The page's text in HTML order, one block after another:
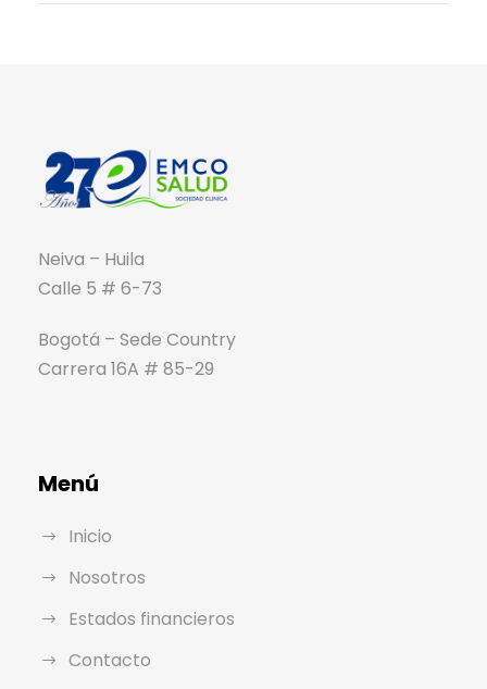
Neiva – Huila
Calle 5 # 6-73
Bogotá – Sede Country
Carrera 16A # 85-29
Menú
Inicio
Nosotros
Estados financieros
Contacto